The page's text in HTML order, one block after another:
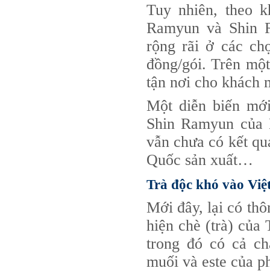
Tuy nhiên, theo
Ramyun và Shin
rộng rãi ở các
đồng/gói. Trên
tận nơi cho khách
Một diễn biến
Shin Ramyun
vẫn chưa có kết
Quốc sản xuất…
Trà độc khó vào
Mới đây, lại có
hiện chè (trà) của
trong đó có cả
muối và este của